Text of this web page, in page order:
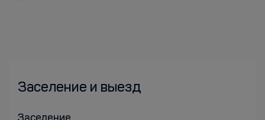
Заселение и выезд